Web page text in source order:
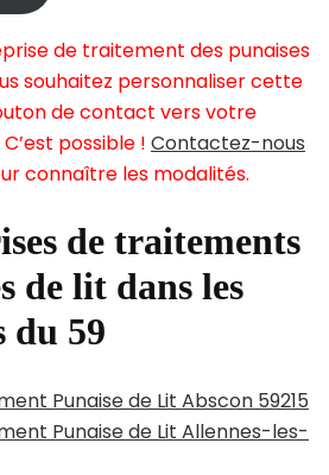
de traitement des punaises
souhaitez personnaliser cette
de contact vers votre
possible ! Contactez-nous
connaître les modalités.
de traitements
de lit dans les
du 59
Punaise de Lit Abscon 59215
Punaise de Lit Allennes-les-